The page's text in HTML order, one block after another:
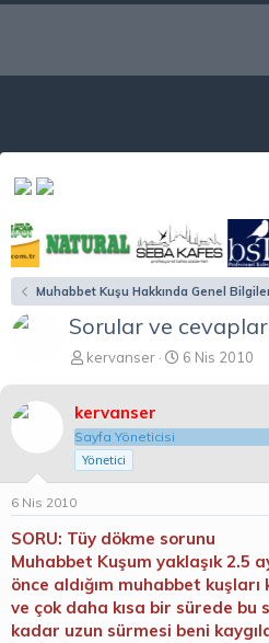
Muhabbet Kuşu Hakkında Genel
Sorular ve
K
b
u
y
u
a
ş
l
a
t
a
n
kervanser
B
ç
t
a
r
i
h
i
6 Nis 2010
kervanser
Sayfa Yöneticisi
Yönetici
6 Nis 2010
SORU: Tüy dökme sorunu
Muhabbet Kuşum yaklaşık 2.5
önce aldığım muhabbet
ve çok daha kısa bir sürede bu
kadar uzun sürmesi beni